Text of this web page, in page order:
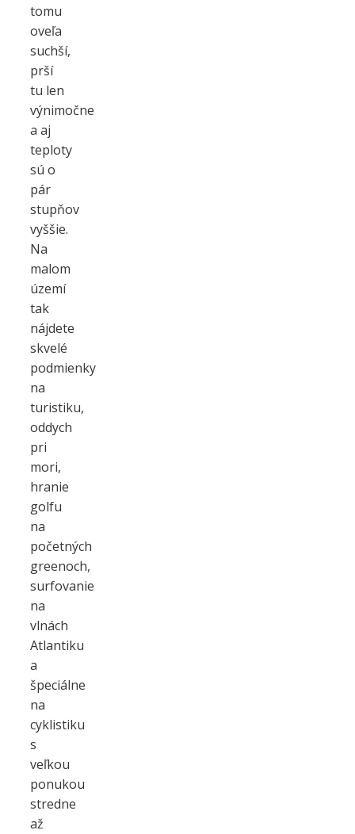
tomu
oveľa
suchší,
prší
tu len
výnimočne
a aj
teploty
sú o
pár
stupňov
vyššie.
Na
malom
území
tak
nájdete
skvelé
podmienky
na
turistiku,
oddych
pri
mori,
hranie
golfu
na
početných
greenoch,
surfovanie
na
vlnách
Atlantiku
a
špeciálne
na
cyklistiku
s
veľkou
ponukou
stredne
až